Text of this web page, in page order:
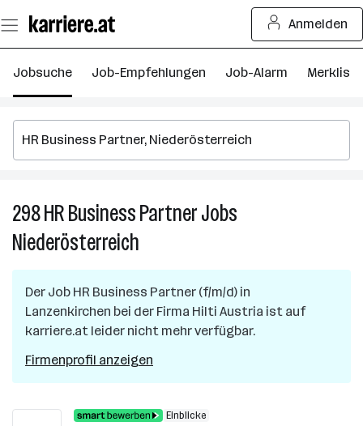
Seiteninhalt
springen
Anmelden
Jobsuche Job-Empfehlungen Job-Alarm Merkliste
298HR Business PartnerJobs
Niederösterreich
Der Job HR Business Partner (f/m/d) in
Lanzenkirchen bei der Firma Hilti Austria ist auf
karriere.at leider nicht mehr verfügbar.
Firmenprofil anzeigen
Einblicke